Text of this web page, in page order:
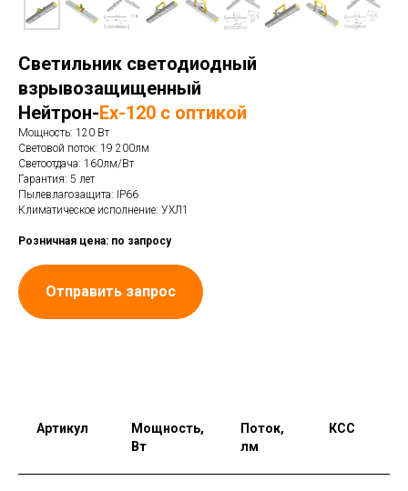
Светильник светодиодный
взрывозащищенный
Нейтрон-Ex-120 с оптикой
Мощность: 120 Вт
Световой поток: 19 200лм
Светоотдача: 160лм/Вт
Гарантия: 5 лет
Пылевлагозащита: IP66
Климатическое исполнение: УХЛ1
Розничная цена: по запросу
Отправить запрос
Артикул
Мощность,
Вт
Поток,
лм
КСС